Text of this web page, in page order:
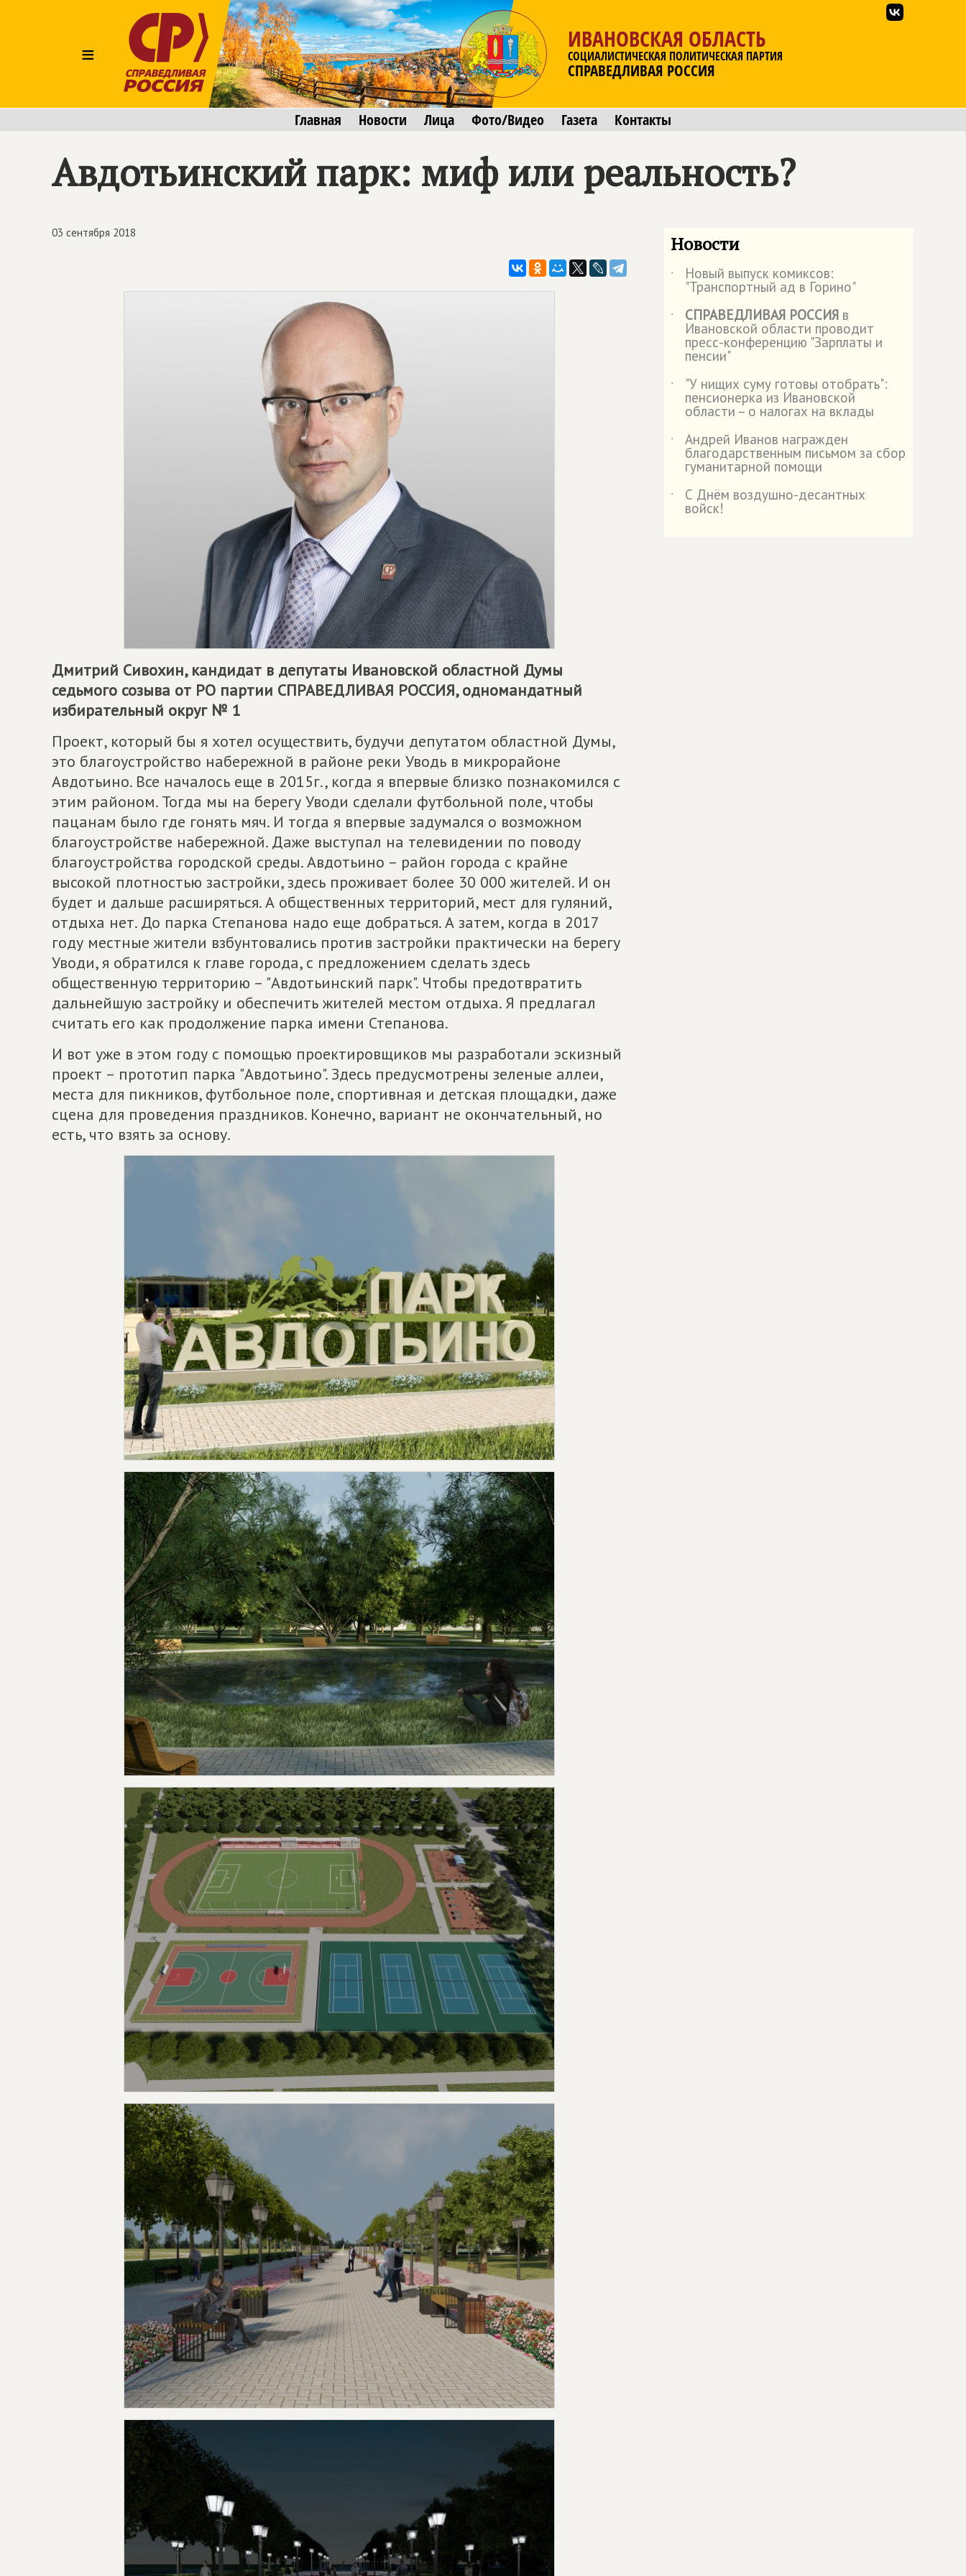
≡
ИВАНОВСКАЯ ОБЛАСТЬ
СОЦИАЛИСТИЧЕСКАЯ ПОЛИТИЧЕСКАЯ ПАРТИЯ
СПРАВЕДЛИВАЯ РОССИЯ
Главная Новости Лица Фото/Видео Газета Контакты
Авдотьинский парк: миф или реальность?
03 сентября 2018
Дмитрий Сивохин, кандидат в депутаты Ивановской областной Думы
седьмого созыва от РО партии СПРАВЕДЛИВАЯ РОССИЯ, одномандатный
избирательный округ № 1
Проект, который бы я хотел осуществить, будучи депутатом областной Думы,
это благоустройство набережной в районе реки Уводь в микрорайоне
Авдотьино. Все началось еще в 2015г., когда я впервые близко познакомился с
этим районом. Тогда мы на берегу Уводи сделали футбольной поле, чтобы
пацанам было где гонять мяч. И тогда я впервые задумался о возможном
благоустройстве набережной. Даже выступал на телевидении по поводу
благоустройства городской среды. Авдотьино – район города с крайне
высокой плотностью застройки, здесь проживает более 30 000 жителей. И он
будет и дальше расширяться. А общественных территорий, мест для гуляний,
отдыха нет. До парка Степанова надо еще добраться. А затем, когда в 2017
году местные жители взбунтовались против застройки практически на берегу
Уводи, я обратился к главе города, с предложением сделать здесь
общественную территорию – "Авдотьинский парк". Чтобы предотвратить
дальнейшую застройку и обеспечить жителей местом отдыха. Я предлагал
считать его как продолжение парка имени Степанова.
И вот уже в этом году с помощью проектировщиков мы разработали эскизный
проект – прототип парка "Авдотьино". Здесь предусмотрены зеленые аллеи,
места для пикников, футбольное поле, спортивная и детская площадки, даже
сцена для проведения праздников. Конечно, вариант не окончательный, но
есть, что взять за основу.
Новости
˙ Новый выпуск комиксов:
"Транспортный ад в Горино"
˙
СПРАВЕДЛИВАЯ РОССИЯ в
Ивановской области проводит
пресс-конференцию "Зарплаты и
пенсии"
˙
"У нищих суму готовы отобрать":
пенсионерка из Ивановской
области – о налогах на вклады
˙
Андрей Иванов награжден
благодарственным письмом за сбор
гуманитарной помощи
˙
С Днём воздушно-десантных
войск!